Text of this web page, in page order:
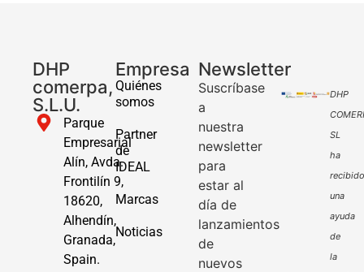
DHP
comerpa,
S.L.U.
Parque
Empresarial
Alín, Avda.
Frontilín 9,
18620,
Alhendín,
Granada,
Spain.
Empresa
Quiénes
somos
Partner
de
IDEAL
Marcas
Noticias
Newsletter
Suscríbase
a
nuestra
newsletter
para
estar al
día de
lanzamientos
de
nuevos
DHP
SL
ha
recibido
una
ayuda
de
la